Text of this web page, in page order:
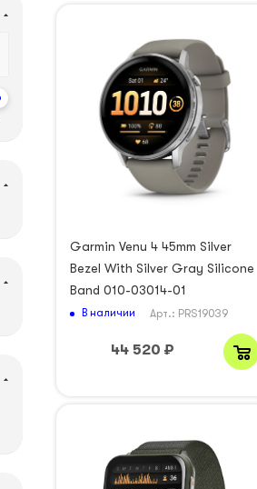
Garmin Venu 4 45mm Silver
Bezel With Silver Gray Silicone
Band 010-03014-01
В наличии Арт.: PRS19039
44 520 ₽